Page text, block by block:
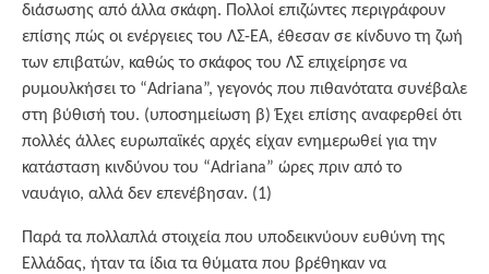
διάσωσης από άλλα σκάφη. Πολλοί επιζώντες περιγράφουν
επίσης πώς οι ενέργειες του ΛΣ-ΕΑ, έθεσαν σε κίνδυνο τη ζωή
των επιβατών, καθώς το σκάφος του ΛΣ επιχείρησε να
ρυμουλκήσει το “Adriana”, γεγονός που πιθανότατα συνέβαλε
στη βύθισή του. (υποσημείωση β) Έχει επίσης αναφερθεί ότι
πολλές άλλες ευρωπαϊκές αρχές είχαν ενημερωθεί για την
κατάσταση κινδύνου του “Adriana” ώρες πριν από το
ναυάγιο, αλλά δεν επενέβησαν. (1)
Παρά τα πολλαπλά στοιχεία που υποδεικνύουν ευθύνη της
Ελλάδας, ήταν τα ίδια τα θύματα που βρέθηκαν να